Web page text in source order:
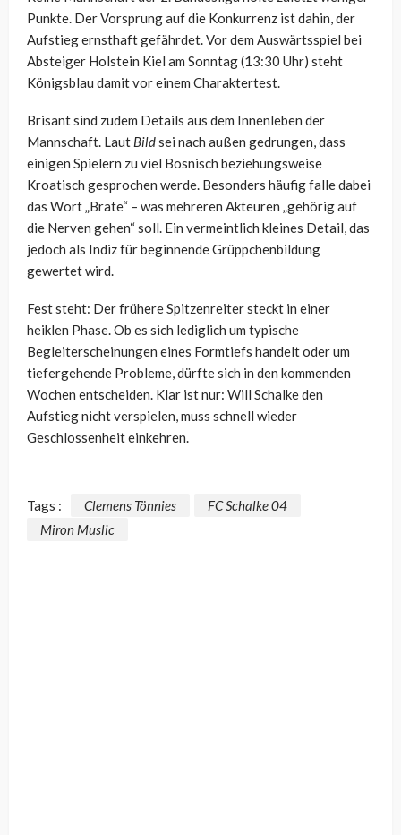
Punkte. Der Vorsprung auf die Konkurrenz ist dahin, der
Aufstieg ernsthaft gefährdet. Vor dem Auswärtsspiel bei
Absteiger Holstein Kiel am Sonntag (13:30 Uhr) steht
Königsblau damit vor einem Charaktertest.
Brisant sind zudem Details aus dem Innenleben der
Mannschaft. Laut Bildsei nach außen gedrungen, dass
einigen Spielern zu viel Bosnisch beziehungsweise
Kroatisch gesprochen werde. Besonders häufig falle dabei
das Wort „Brate“ – was mehreren Akteuren „gehörig auf
die Nerven gehen“ soll. Ein vermeintlich kleines Detail, das
jedoch als Indiz für beginnende Grüppchenbildung
gewertet wird.
Fest steht: Der frühere Spitzenreiter steckt in einer
heiklen Phase. Ob es sich lediglich um typische
Begleiterscheinungen eines Formtiefs handelt oder um
tiefergehende Probleme, dürfte sich in den kommenden
Wochen entscheiden. Klar ist nur: Will Schalke den
Aufstieg nicht verspielen, muss schnell wieder
Geschlossenheit einkehren.
Tags : Clemens Tönnies
FC Schalke 04
Miron Muslic